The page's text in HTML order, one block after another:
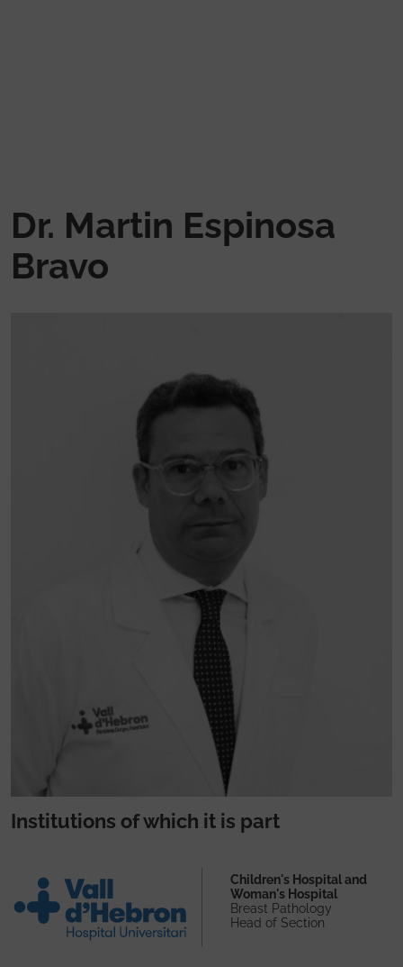
Dr. Martin Espinosa
Bravo
Institutions of which it is part
Children's Hospital and
Woman's Hospital
Breast Pathology
Head of Section